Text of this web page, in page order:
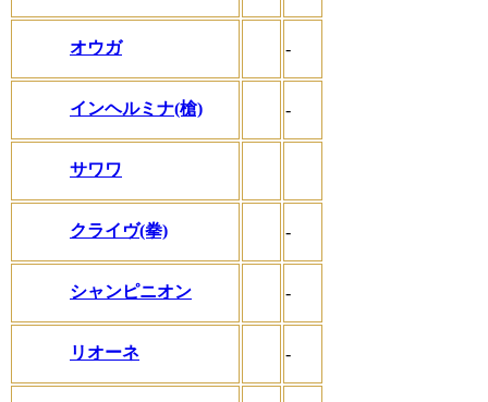
オウガ -
インヘルミナ(槍) -
サワワ
クライヴ(拳) -
シャンピニオン -
リオーネ -